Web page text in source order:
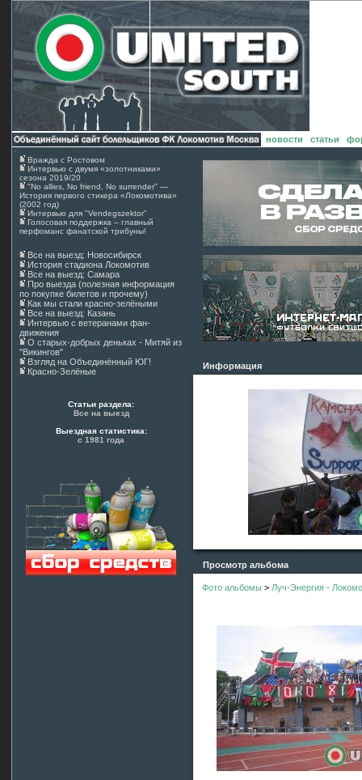
новости статьи
Вражда с Ростовом
Интервью с двумя «золотниками»
сезона 2019/20
"No allies, No friend, No surrender" —
История первого стикера «Локомотива»
(2002 год)
Интервью для "Vendegszektor"
Голосовая поддержка – главный
перфоманс фанатской трибуны!
Все на выезд: Новосибирск
История стадиона Локомотив
Все на выезд: Самара
Про выезда (полезная информация
по покупке билетов и прочему)
Как мы стали красно-зелёными
Все на выезд: Казань
Интервью с ветеранами фан-
движения
О старых-добрых деньках - Митяй из
"Викингов"
Взгляд на Объединённый ЮГ!
Красно-Зелёные
Статьи раздела:
Все на выезд
Выездная статистика:
с 1981 года
Информация
Просмотр альбома
Фото альбомы > Луч-Энергия -